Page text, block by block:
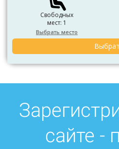
Свободных
мест: 1
Выбрать место
сайте -